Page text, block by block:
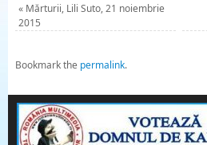
« Mărturii, Lili Suto, 21 noiembrie
2015
Bookmark the permalink.